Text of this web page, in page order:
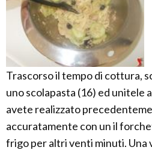
Trascorso il tempo di cottura,
uno scolapasta (16) ed unitele
avete realizzato
accuratamente con un il
frigo per altri venti minuti. Una